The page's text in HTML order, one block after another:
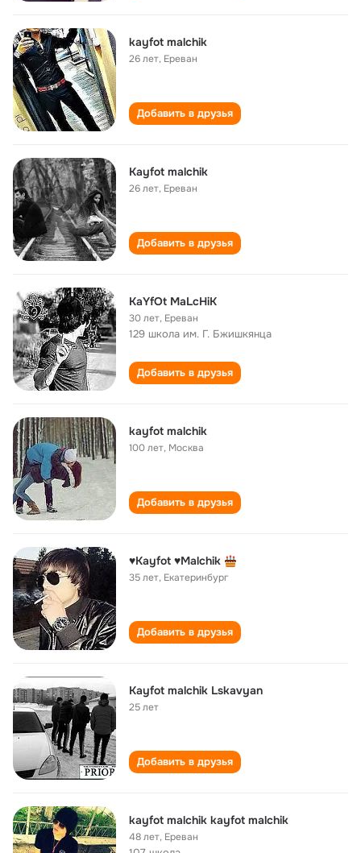
kayfot malchik
26 лет, Ереван
Добавить в друзья
Kayfot malchik
26 лет, Ереван
Добавить в друзья
KaYfOt MaLcHiK
30 лет, Ереван
129 школа им. Г. Бжишкянца
Добавить в друзья
kayfot malchik
100 лет, Москва
Добавить в друзья
♥Kayfot ♥Malchik
35 лет, Екатеринбург
Добавить в друзья
Kayfot malchik Lskavyan
25 лет
Добавить в друзья
kayfot malchik kayfot malchik
48 лет, Ереван